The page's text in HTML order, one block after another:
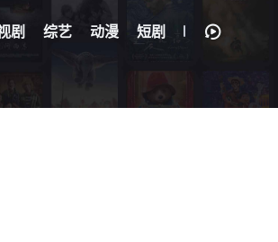
剧 综艺 动漫 短剧